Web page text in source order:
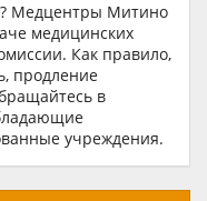
Медцентры Митино
медицинских
Как правило,
продление
в
учреждения.